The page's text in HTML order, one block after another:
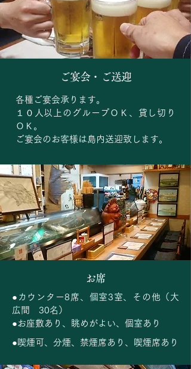
ご宴会・ご送迎
各種ご宴会承ります。
１０人以上のグループＯＫ、貸し切り
ＯＫ。
ご宴会のお客様は島内送迎致します。
お席
●カウンター8席、個室3室、その他（大
広間 30名）
●お座敷あり、眺めがよい、個室あり
●喫煙可、分煙、禁煙席あり、喫煙席あり